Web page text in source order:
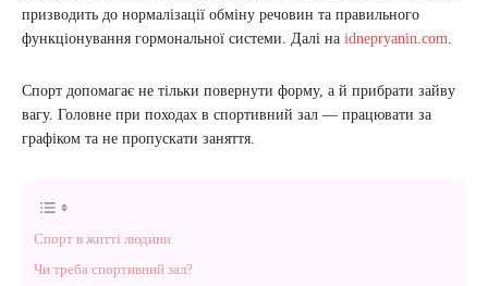
призводить до нормалізації обміну речовин та правильного
функціонування гормональної системи. Далі на idnepryanin.com
Спорт допомагає не тільки повернути форму, а й прибрати зайву
вагу. Головне при походах в спортивний зал — працювати за
графіком та не пропускати заняття.
Спорт в житті людини
Чи треба спортивний зал?